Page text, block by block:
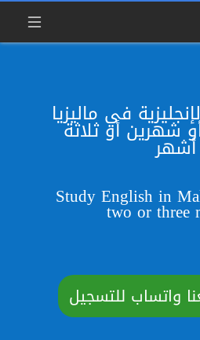
في ماليزيا
شهرين أو ثلاثة
أشهر
Study English in
two or three
واتساب للتسجيل